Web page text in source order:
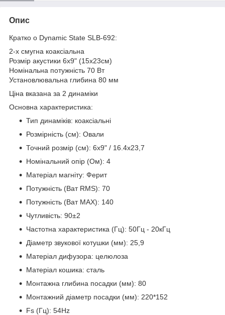
Опис
Кратко о Dynamic State SLB-692:
2-х смугна коаксіальна
Розмір акустики 6x9" (15х23см)
Номінальна потужність 70 Вт
Установлювальна глибина 80 мм
Ціна вказана за 2 динаміки
Основна характеристика:
Тип динаміків: коаксіальні
Розмірність (см): Овали
Точний розмір (см): 6х9" / 16.4х23,7
Номінальний опір (Ом): 4
Матеріал магніту: Ферит
Потужність (Ват RMS): 70
Потужність (Ват MAX): 140
Чутливість: 90±2
Частотна характеристика (Гц): 50Гц - 20кГц
Діаметр звукової котушки (мм): 25,9
Матеріал дифузора: целюлоза
Матеріал кошика: сталь
Монтажна глибина посадки (мм): 80
Монтажний діаметр посадки (мм): 220*152
Fs (Гц): 54Hz